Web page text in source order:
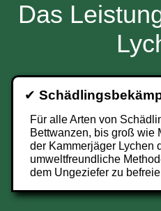
Das
✔
Für alle Arten von
Bettwanzen, bis groß wie
der Kammerjäger Lychen
umweltfreundliche
dem Ungeziefer zu